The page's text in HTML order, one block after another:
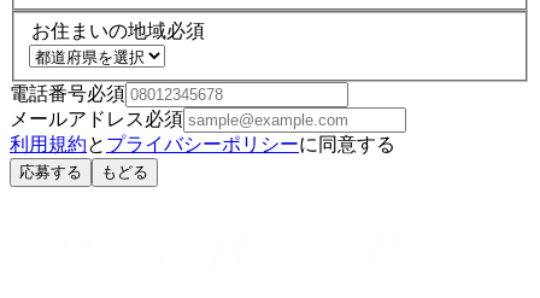
お住まいの地域必須
電話番号必須
メールアドレス必須
利用規約と プライバシーポリシーに同意する
応募する もどる